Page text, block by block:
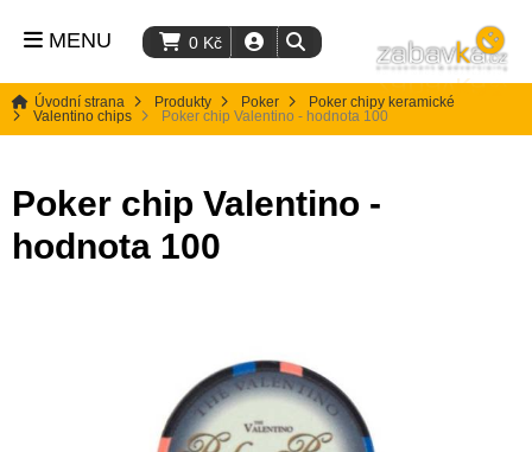
0 Kč
MENU
Úvodní strana Produkty Poker
Poker chipy keramické
Valentino chips
Poker chip Valentino - hodnota 100
Poker chip Valentino -
hodnota 100